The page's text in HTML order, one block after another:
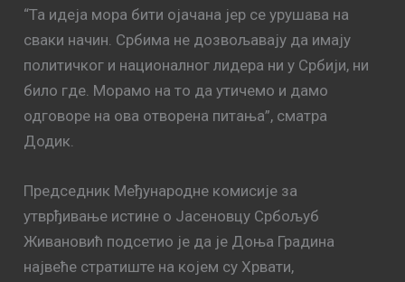
“Та идеја мора бити ојачана јер се урушава на
сваки начин. Србима не дозвољавају да имају
политичког и националног лидера ни у Србији, ни
било где. Морамо на то да утичемо и дамо
одговоре на ова отворена питања”, сматра
Додик.
Председник Међународне комисије за
утврђивање истине о Јасеновцу Србољуб
Живановић подсетио је да је Доња Градина
највеће стратиште на којем су Хрвати,